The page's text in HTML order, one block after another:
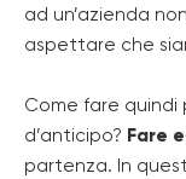
ad un’azienda
aspettare che
Come fare
d’anticipo? Fare
partenza. In